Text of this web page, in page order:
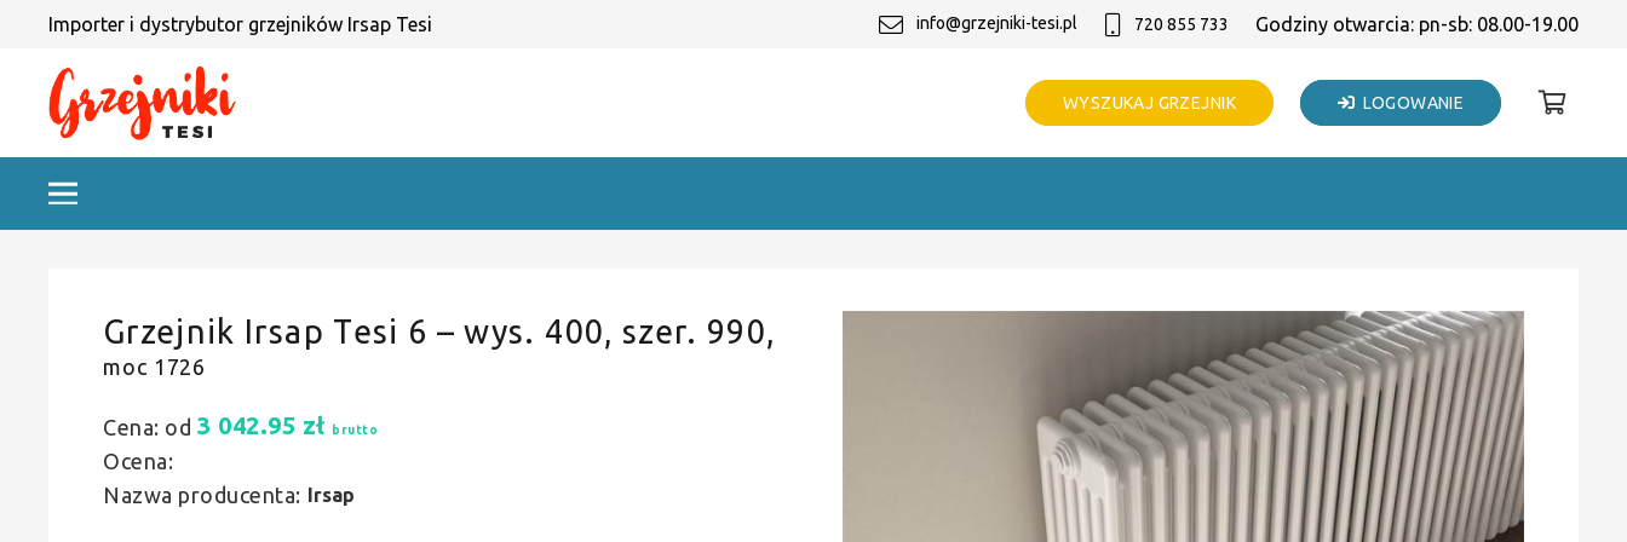
Importer i dystrybutor grzejników Irsap Tesi info@grzejniki-tesi.pl 720 855 733 Godziny otwarcia: pn-sb: 08.00-19.00
WYSZUKAJ GRZEJNIK LOGOWANIE
Grzejnik Irsap Tesi 6 – wys. 400, szer. 990,
moc 1726
Cena: od 3 042.95 zł brutto
Ocena:
Nazwa producenta: Irsap